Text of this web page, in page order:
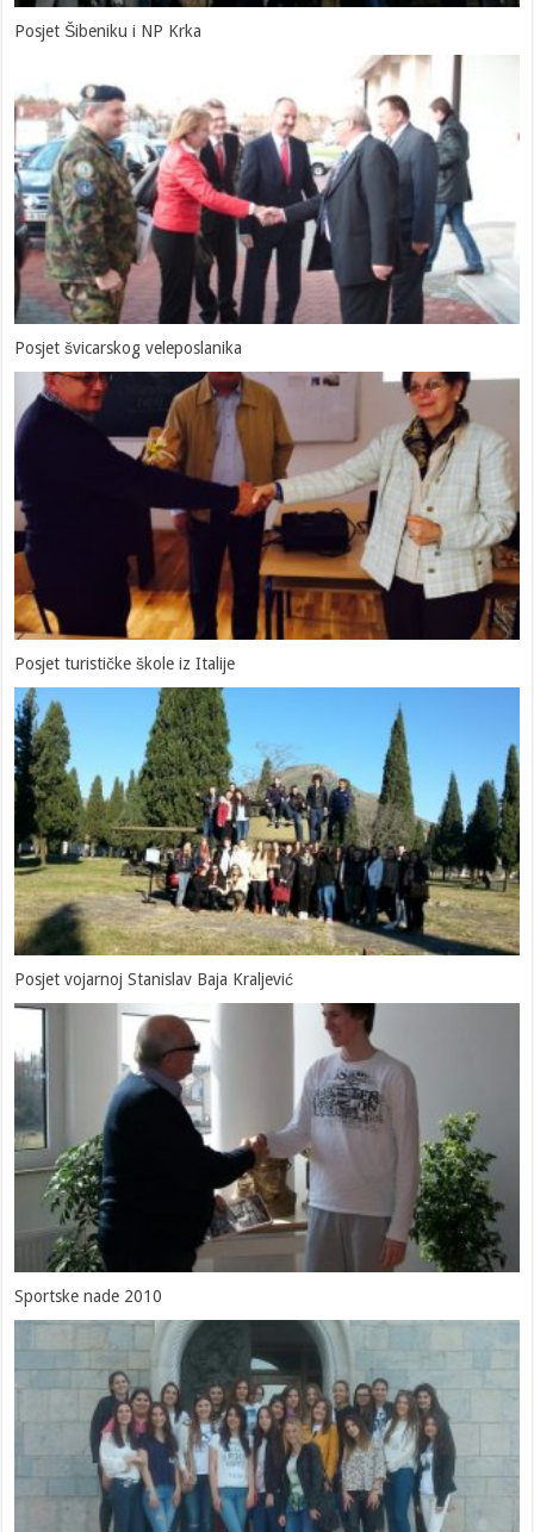
Posjet Šibeniku i NP Krka
Posjet švicarskog veleposlanika
Posjet turističke škole iz Italije
Posjet vojarnoj Stanislav Baja Kraljević
Sportske nade 2010